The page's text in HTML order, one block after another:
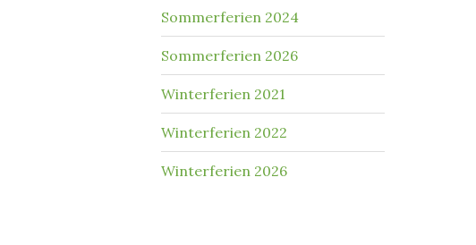
Sommerferien 2024
Sommerferien 2026
Winterferien 2021
Winterferien 2022
Winterferien 2026